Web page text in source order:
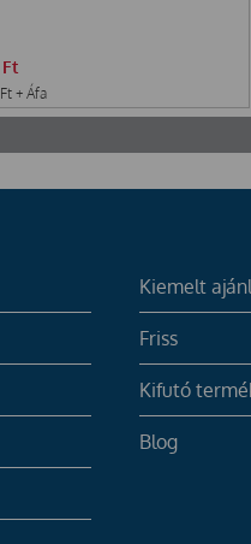
Ft
Ft + Áfa
Kiemelt
Friss
Kifutó
Blog